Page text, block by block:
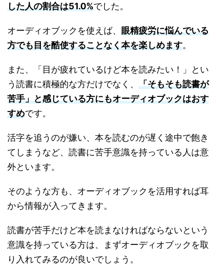
した人の割合は51.0%でした。
オーディオブックを使えば、 眼精疲労に悩んでいる
方でも目を酷使することなく本を楽しめます。
また、「目が疲れているけど本を読みたい！」とい
う読書に積極的な方だけでなく、 「そもそも読書が
苦手」と感じている方にもオーディオブックはおす
すめです。
活字を追うのが嫌い、本を読むのが遅く途中で飽き
てしまうなど、読書に苦手意識を持っている人は意
外といます。
そのような方も、オーディオブックを活用すれば耳
から情報が入ってきます。
読書が苦手だけど本を読まなければならないという
意識を持っている方は、まずオーディオブックを取
り入れてみるのが良いでしょう。